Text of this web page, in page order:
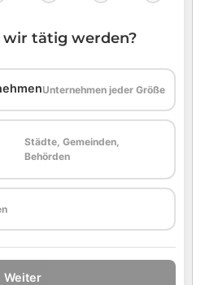
tätig werden?
Unternehmen jeder Größe
Städte, Gemeinden,
Behörden
Weiter